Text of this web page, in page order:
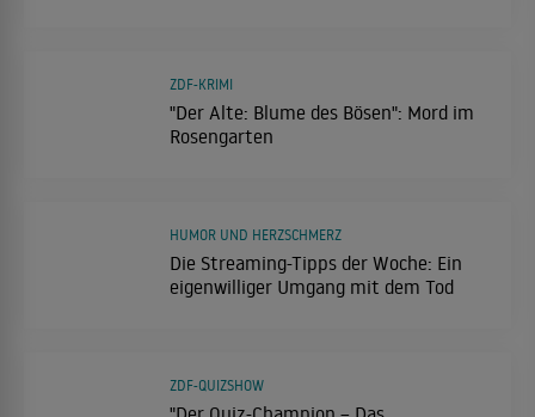
"Der Alte: Blume des Bösen": Mord im
Rosengarten
ZDF-KRIMI
Die Streaming-Tipps der Woche: Ein
eigenwilliger Umgang mit dem Tod
HUMOR UND HERZSCHMERZ
ZDF-QUIZSHOW